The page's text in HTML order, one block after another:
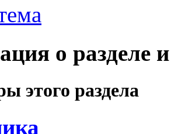
о разделе
этого раздела